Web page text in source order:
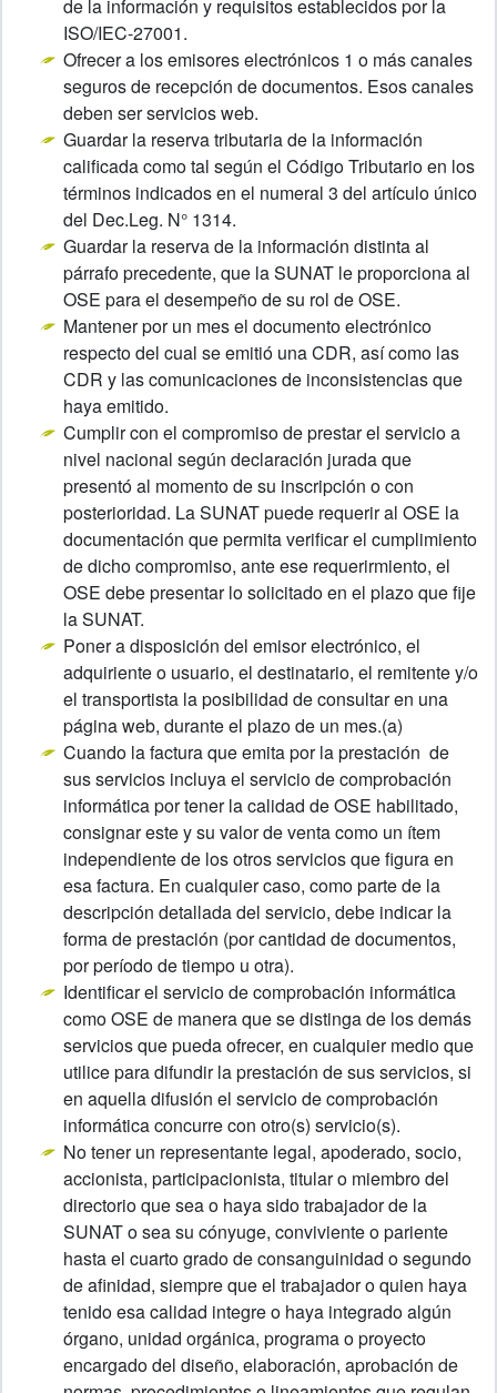
de la información y requisitos establecidos por la
ISO/IEC-27001.
Ofrecer a los emisores electrónicos 1 o más canales
seguros de recepción de documentos. Esos canales
deben ser servicios web.
Guardar la reserva tributaria de la información
calificada como tal según el Código Tributario en los
términos indicados en el numeral 3 del artículo único
del Dec.Leg. N° 1314.
Guardar la reserva de la información distinta al
párrafo precedente, que la SUNAT le proporciona al
OSE para el desempeño de su rol de OSE.
Mantener por un mes el documento electrónico
respecto del cual se emitió una CDR, así como las
CDR y las comunicaciones de inconsistencias que
haya emitido.
Cumplir con el compromiso de prestar el servicio a
nivel nacional según declaración jurada que
presentó al momento de su inscripción o con
posterioridad. La SUNAT puede requerir al OSE la
documentación que permita verificar el cumplimiento
de dicho compromiso, ante ese requerirmiento, el
OSE debe presentar lo solicitado en el plazo que fije
la SUNAT.
Poner a disposición del emisor electrónico, el
adquiriente o usuario, el destinatario, el remitente y/o
el transportista la posibilidad de consultar en una
página web, durante el plazo de un mes.(a)
Cuando la factura que emita por la prestación de
sus servicios incluya el servicio de comprobación
informática por tener la calidad de OSE habilitado,
consignar este y su valor de venta como un ítem
independiente de los otros servicios que figura en
esa factura. En cualquier caso, como parte de la
descripción detallada del servicio, debe indicar la
forma de prestación (por cantidad de documentos,
por período de tiempo u otra).
Identificar el servicio de comprobación informática
como OSE de manera que se distinga de los demás
servicios que pueda ofrecer, en cualquier medio que
utilice para difundir la prestación de sus servicios, si
en aquella difusión el servicio de comprobación
informática concurre con otro(s) servicio(s).
No tener un representante legal, apoderado, socio,
accionista, participacionista, titular o miembro del
directorio que sea o haya sido trabajador de la
SUNAT o sea su cónyuge, conviviente o pariente
hasta el cuarto grado de consanguinidad o segundo
de afinidad, siempre que el trabajador o quien haya
tenido esa calidad integre o haya integrado algún
órgano, unidad orgánica, programa o proyecto
encargado del diseño, elaboración, aprobación de